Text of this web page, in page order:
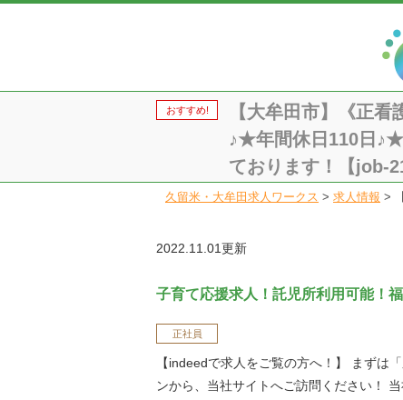
おすすめ!
【大牟田市】《正
♪★年間休日110日
ております！【job-
久留米・大牟田求人ワークス > 求人情報 >
2022.11.01更新
子育て応援求人！託児所利用可能！
正社員
【indeedで求人をご覧の方へ！】 まずは
ンから、当社サイトへご訪問ください！